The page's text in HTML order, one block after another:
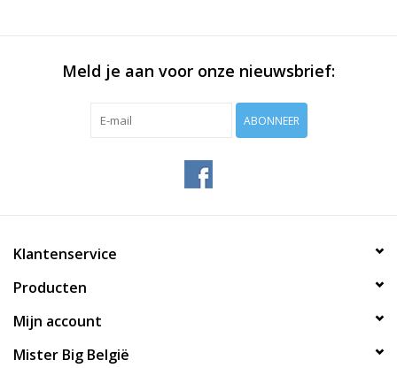
Meld je aan voor onze nieuwsbrief:
ABONNEER
Klantenservice
Producten
Mijn account
Mister Big België